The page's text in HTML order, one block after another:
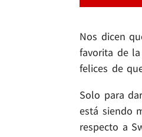
Nos dicen
favorita de
felices de
Solo para
está siendo
respecto a